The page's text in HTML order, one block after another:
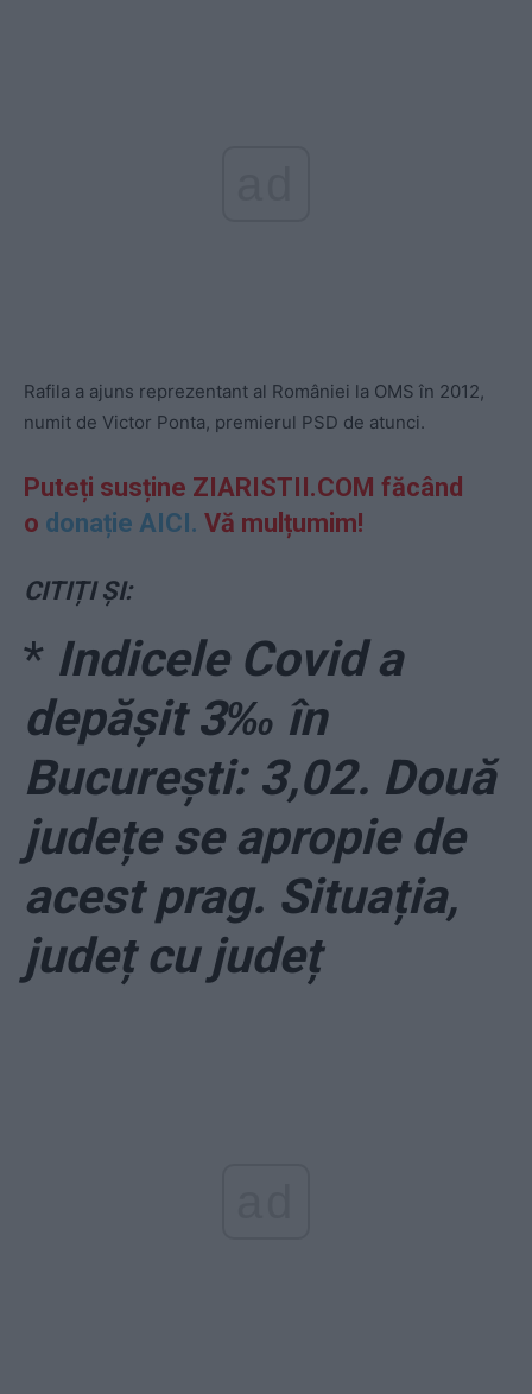
Rafila a ajuns reprezentant al României la OMS în 2012,
numit de Victor Ponta, premierul PSD de atunci.
Puteți susține ZIARISTII.COM făcând
o donație AICI. Vă mulțumim!
CITIȚI ȘI:
* Indicele Covid a
depășit 3‰ în
București: 3,02. Două
județe se apropie de
acest prag. Situația,
județ cu județ